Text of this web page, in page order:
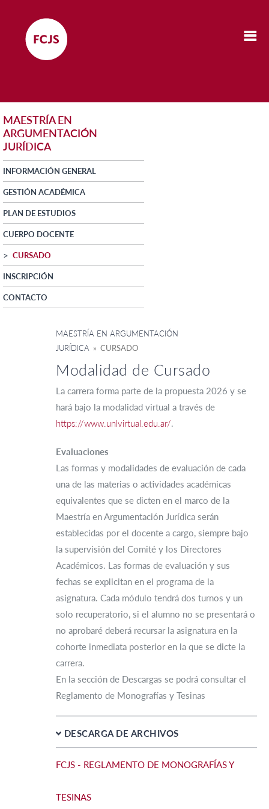
MAESTRÍA EN
ARGUMENTACIÓN
JURÍDICA
INFORMACIÓN GENERAL
GESTIÓN ACADÉMICA
PLAN DE ESTUDIOS
CUERPO DOCENTE
CURSADO
INSCRIPCIÓN
CONTACTO
MAESTRÍA EN ARGUMENTACIÓN
JURÍDICA » CURSADO
Modalidad de Cursado
La carrera forma parte de la propuesta 2026 y se
hará bajo la modalidad virtual a través de
https://www.unlvirtual.edu.ar/.
Evaluaciones
Las formas y modalidades de evaluación de cada
una de las materias o actividades académicas
equivalentes que se dicten en el marco de la
Maestría en Argumentación Jurídica serán
establecidas por el docente a cargo, siempre bajo
la supervisión del Comité y los Directores
Académicos. Las formas de evaluación y sus
fechas se explicitan en el programa de la
asignatura. Cada módulo tendrá dos turnos y un
solo recuperatorio, si el alumno no se presentará o
no aprobaré deberá recursar la asignatura en la
cohorte inmediata posterior en la que se dicte la
carrera.
En la sección de Descargas se podrá consultar el
Reglamento de Monografías y Tesinas
DESCARGA DE ARCHIVOS
FCJS - REGLAMENTO DE MONOGRAFÍAS Y
TESINAS